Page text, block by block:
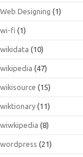
Web Designing (1)
wi-fi (1)
wikidata (10)
wikipedia (47)
wikisource (15)
wiktionary (11)
wiwkipedia (8)
wordpress (21)